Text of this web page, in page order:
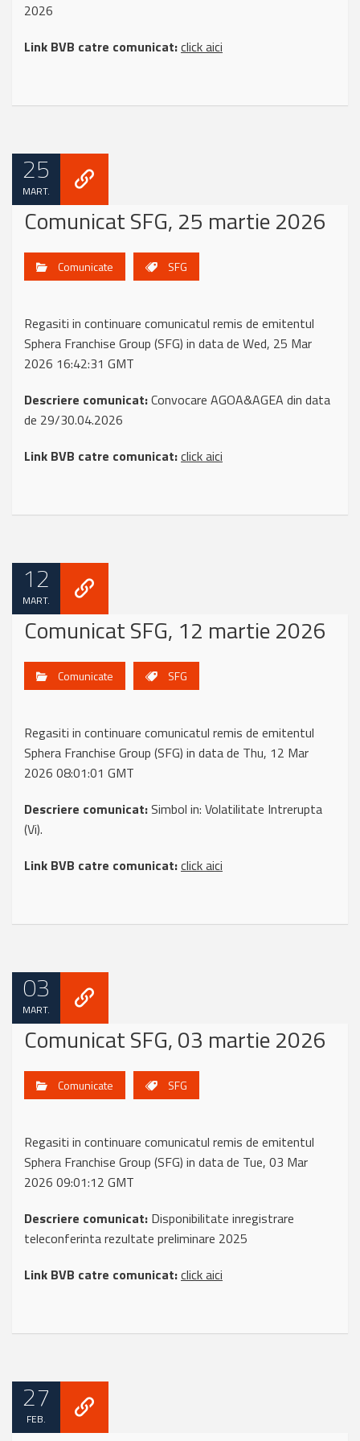
2026
Link BVB catre comunicat:click aici
25
MART.
Comunicat SFG, 25 martie 2026
Comunicate SFG
Regasiti in continuare comunicatul remis de emitentul
Sphera Franchise Group (SFG) in data de Wed, 25 Mar
2026 16:42:31 GMT
Descriere comunicat:Convocare AGOA&AGEA din data
de 29/30.04.2026
Link BVB catre comunicat:click aici
12
MART.
Comunicat SFG, 12 martie 2026
Comunicate SFG
Regasiti in continuare comunicatul remis de emitentul
Sphera Franchise Group (SFG) in data de Thu, 12 Mar
2026 08:01:01 GMT
Descriere comunicat:Simbol in: Volatilitate Intrerupta
(Vi).
Link BVB catre comunicat:click aici
03
MART.
Comunicat SFG, 03 martie 2026
Comunicate SFG
Regasiti in continuare comunicatul remis de emitentul
Sphera Franchise Group (SFG) in data de Tue, 03 Mar
2026 09:01:12 GMT
Descriere comunicat: Disponibilitate inregistrare
teleconferinta rezultate preliminare 2025
Link BVB catre comunicat:click aici
27
FEB.